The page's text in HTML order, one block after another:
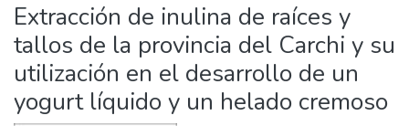
Estadísticas Externas
Manuales
Extracción de inulina de raíces y
tallos de la provincia del Carchi y su
utilización en el desarrollo de un
yogurt líquido y un helado cremoso